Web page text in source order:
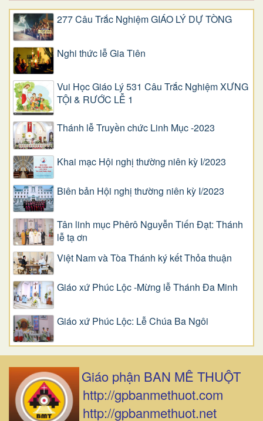
277 Câu Trắc Nghiệm GIÁO LÝ DỰ TÒNG
Nghi thức lễ Gia Tiên
Vui Học Giáo Lý 531 Câu Trắc Nghiệm XƯNG
TỘI & RƯỚC LỄ 1
Thánh lễ Truyền chức Linh Mục -2023
Khai mạc Hội nghị thường niên kỳ I/2023
Biên bản Hội nghị thường niên kỳ I/2023
Tân linh mục Phêrô Nguyễn Tiến Đạt: Thánh
lễ tạ ơn
Việt Nam và Tòa Thánh ký kết Thỏa thuận
Giáo xứ Phúc Lộc -Mừng lễ Thánh Đa Minh
Giáo xứ Phúc Lộc: Lễ Chúa Ba Ngôi
Giáo phận BAN MÊ THUỘT
http://gpbanmethuot.com
http://gpbanmethuot.net